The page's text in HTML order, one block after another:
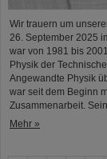
Wir trauern um
26. September 2025
war von 1981 bis
Physik der
Angewandte Physik
war seit dem Beginn
Zusammenarbeit.
Mehr »